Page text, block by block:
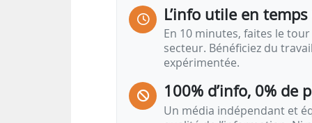
Le Parlement précise que «
normes de qualité
également l’accent sur les
que les microplastiques et les
Selon le rapporteur Javi López
L’info utile en
En 10 minutes, faites le tour
secteur. Bénéficiez du
expérimentée.
100% d’info, 0% de
Un média indépendant et